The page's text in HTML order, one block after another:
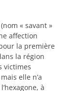
« savant »
affection
la première
la région
victimes
elle n’a
à